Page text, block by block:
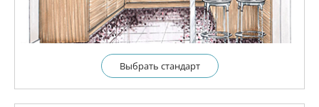
Выбрать cтандарт